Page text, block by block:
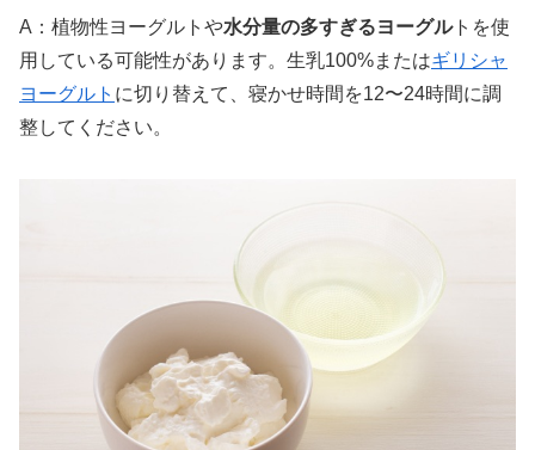
A：植物性ヨーグルトや水分量の多すぎるヨーグルトを使
用している可能性があります。生乳100%またはギリシャ
ヨーグルト に切り替えて、寝かせ時間を12〜24時間に調
整してください。